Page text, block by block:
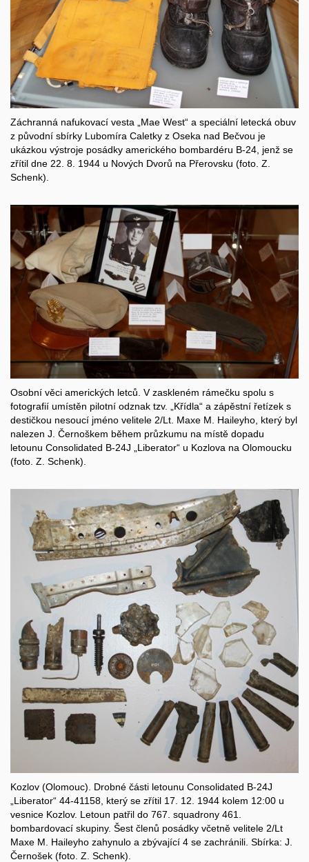
Záchranná nafukovací vesta „Mae West“ a speciální letecká obuv
z původní sbírky Lubomíra Caletky z Oseka nad Bečvou je
ukázkou výstroje posádky amerického bombardéru B-24, jenž se
zřítil dne 22. 8. 1944 u Nových Dvorů na Přerovsku (foto. Z.
Schenk).
Osobní věci amerických letců. V zaskleném rámečku spolu s
fotografií umístěn pilotní odznak tzv. „Křídla“ a zápěstní řetízek s
destičkou nesoucí jméno velitele 2/Lt. Maxe M. Haileyho, který byl
nalezen J. Černoškem během průzkumu na místě dopadu
letounu Consolidated B-24J „Liberator“ u Kozlova na Olomoucku
(foto. Z. Schenk).
Kozlov (Olomouc). Drobné části letounu Consolidated B-24J
„Liberator“ 44-41158, který se zřítil 17. 12. 1944 kolem 12:00 u
vesnice Kozlov. Letoun patřil do 767. squadrony 461.
bombardovací skupiny. Šest členů posádky včetně velitele 2/Lt
Maxe M. Haileyho zahynulo a zbývající 4 se zachránili. Sbírka: J.
Černošek (foto. Z. Schenk).